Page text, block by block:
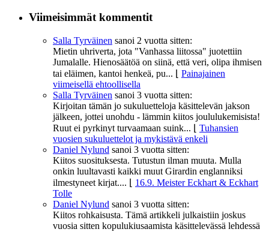
Viimeisimmät kommentit
Salla Tyrväinen sanoi 2 vuotta sitten:
Mietin uhriverta, jota "Vanhassa liitossa" juotettiin
Jumalalle. Hienosäätöä on siinä, että veri, olipa ihmisen
tai eläimen, kantoi henkeä, pu...
Painajainen
viimeisellä ehtoollisella
Salla Tyrväinen sanoi 3 vuotta sitten:
Kirjoitan tämän jo sukuluetteloja käsittelevän jakson
jälkeen, jottei unohdu - lämmin kiitos joululukemisista!
Ruut ei pyrkinyt turvaamaan suink...
Tuhansien
vuosien sukuluettelot ja mykistävä enkeli
Daniel Nylund sanoi 3 vuotta sitten:
Kiitos suosituksesta. Tutustun ilman muuta. Mulla
onkin luultavasti kaikki muut Girardin englanniksi
ilmestyneet kirjat....
16.9. Meister Eckhart & Eckhart
Tolle
Daniel Nylund sanoi 3 vuotta sitten:
Kiitos rohkaisusta. Tämä artikkeli julkaistiin joskus
vuosia sitten kopulukiusaamista käsittelevässä lehdessä